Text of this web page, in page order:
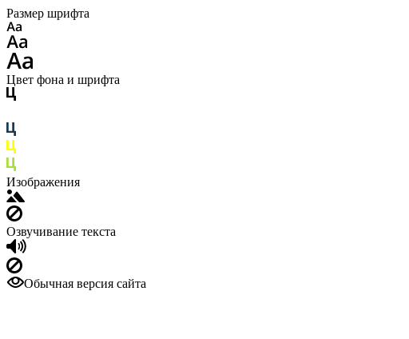
Размер шрифта
Цвет фона и шрифта
Изображения
Озвучивание текста
Обычная версия сайта